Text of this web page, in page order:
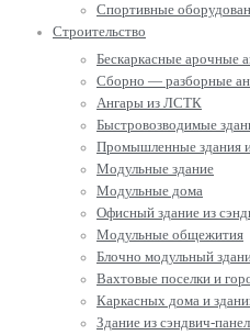
Спортивные
Строительство
Бескаркасные арочные
Сборно — разборные
Ангары из ЛСТК
Быстровозводимые
Промышленные здания
Модульные здание
Модульные дома
Офисный здание из
Модульные общежития
Блочно модульный
Вахтовые поселки и
Каркасных дома и
Здание из сэндвич-